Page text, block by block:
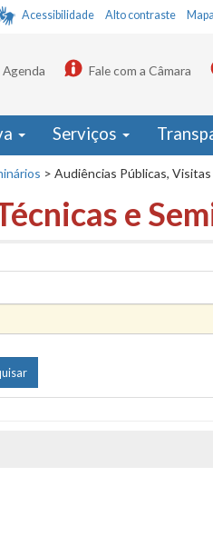
Acessibilidade Alto contraste
Agenda Fale com a Câmara
Serviços
> Audiências Públicas,
e